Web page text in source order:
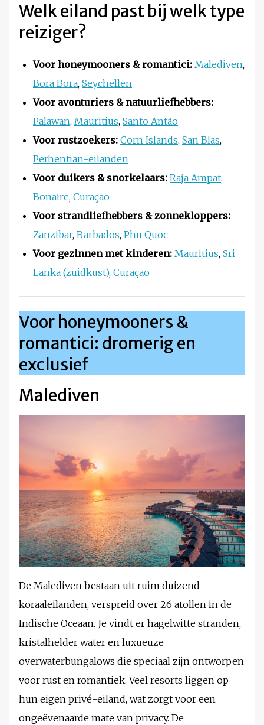
Welk eiland past bij welk type
reiziger?
Voor honeymooners & romantici: Malediven,
Bora Bora, Seychellen
Voor avonturiers & natuurliefhebbers:
Palawan, Mauritius, Santo Antão
Voor rustzoekers: Corn Islands, San Blas,
Perhentian-eilanden
Voor duikers & snorkelaars: Raja Ampat,
Bonaire, Curaçao
Voor strandliefhebbers & zonnekloppers:
Zanzibar, Barbados, Phu Quoc
Voor gezinnen met kinderen: Mauritius, Sri
Lanka (zuidkust), Curaçao
Voor honeymooners &
romantici: dromerig en
exclusief
Malediven
De Malediven bestaan uit ruim duizend
koraaleilanden, verspreid over 26 atollen in de
Indische Oceaan. Je vindt er hagelwitte stranden,
kristalhelder water en luxueuze
overwaterbungalows die speciaal zijn ontworpen
voor rust en romantiek. Veel resorts liggen op
hun eigen privé-eiland, wat zorgt voor een
ongeëvenaarde mate van privacy. De